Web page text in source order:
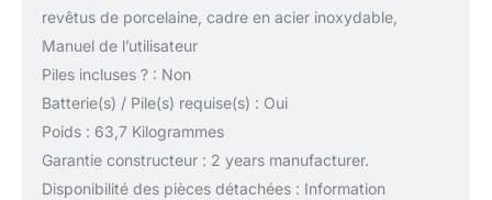
revêtus de porcelaine, cadre en acier inoxydable,
Manuel de l’utilisateur
Piles incluses ? : Non
Batterie(s) / Pile(s) requise(s) : Oui
Poids : 63,7 Kilogrammes
Garantie constructeur : 2 years manufacturer.
Disponibilité des pièces détachées : Information